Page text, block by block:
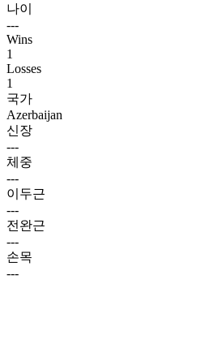
나이
---
Wins
1
Losses
1
국가
Azerbaijan
신장
---
체중
---
이두근
---
전완근
---
손목
---